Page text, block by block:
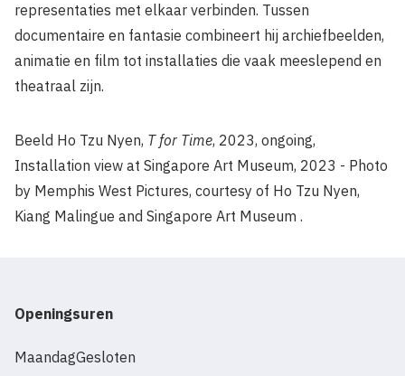
representaties met elkaar verbinden. Tussen
documentaire en fantasie combineert hij archiefbeelden,
animatie en film tot installaties die vaak meeslepend en
theatraal zijn.
Beeld Ho Tzu Nyen, T for Time, 2023, ongoing,
Installation view at Singapore Art Museum, 2023 - Photo
by Memphis West Pictures, courtesy of Ho Tzu Nyen,
Kiang Malingue and Singapore Art Museum .
Openingsuren
MaandagGesloten